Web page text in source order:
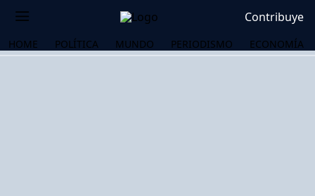
Contribuye
HOME POLÍTICA MUNDO PERIODISMO ECONOMÍA